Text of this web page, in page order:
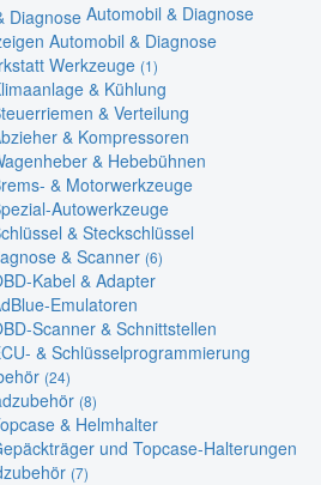
Automobil & Diagnose
Automobil & Diagnose
Werkzeuge (1)
& Kühlung
& Verteilung
& Kompressoren
& Hebebühnen
& Motorwerkzeuge
Autowerkzeuge
& Steckschlüssel
& Scanner (6)
Kabel & Adapter
Emulatoren
Scanner & Schnittstellen
& Schlüsselprogrammierung
(24)
(8)
& Helmhalter
und Topcase-Halterungen
(7)